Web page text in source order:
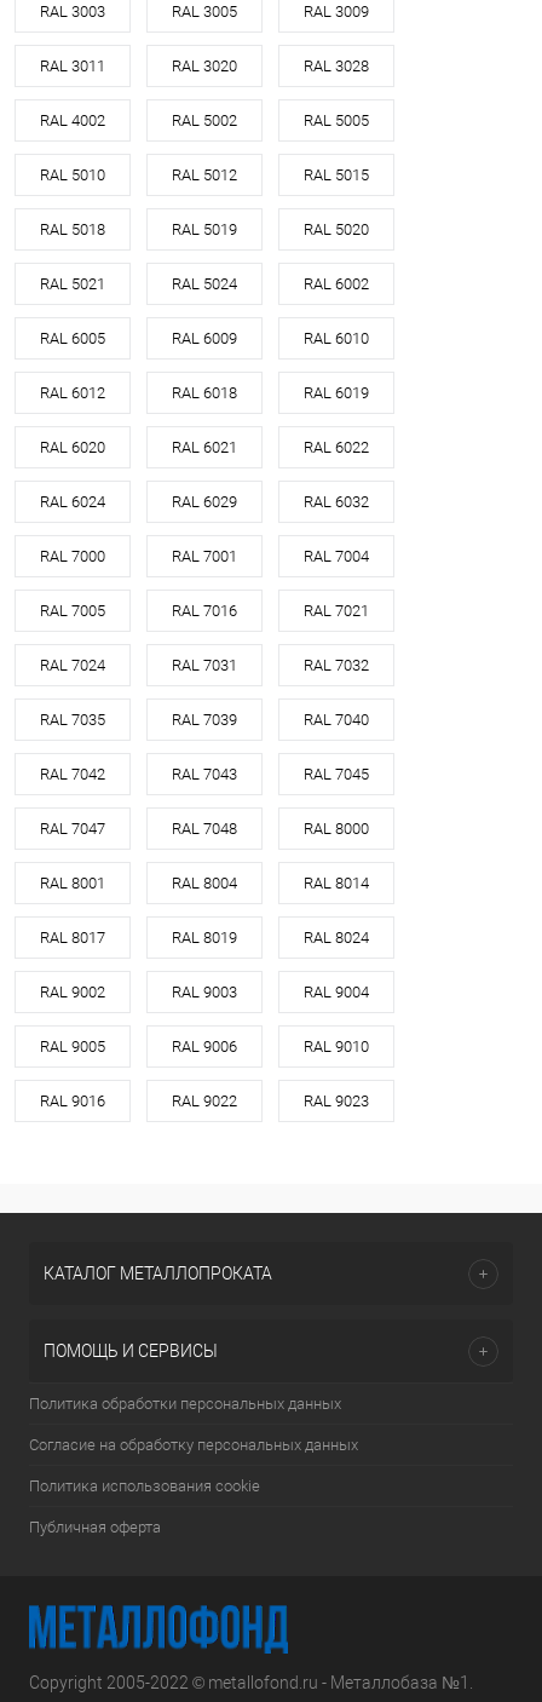
RAL 3003 RAL 3005 RAL 3009
RAL 3011 RAL 3020 RAL 3028
RAL 4002 RAL 5002 RAL 5005
RAL 5010 RAL 5012 RAL 5015
RAL 5018 RAL 5019 RAL 5020
RAL 5021 RAL 5024 RAL 6002
RAL 6005 RAL 6009 RAL 6010
RAL 6012 RAL 6018 RAL 6019
RAL 6020 RAL 6021 RAL 6022
RAL 6024 RAL 6029 RAL 6032
RAL 7000 RAL 7001 RAL 7004
RAL 7005 RAL 7016 RAL 7021
RAL 7024 RAL 7031 RAL 7032
RAL 7035 RAL 7039 RAL 7040
RAL 7042 RAL 7043 RAL 7045
RAL 7047 RAL 7048 RAL 8000
RAL 8001 RAL 8004 RAL 8014
RAL 8017 RAL 8019 RAL 8024
RAL 9002 RAL 9003 RAL 9004
RAL 9005 RAL 9006 RAL 9010
RAL 9016 RAL 9022 RAL 9023
КАТАЛОГ МЕТАЛЛОПРОКАТА
ПОМОЩЬ И СЕРВИСЫ
Политика обработки персональных данных
Согласие на обработку персональных данных
Политика использования cookie
Публичная оферта
Copyright 2005-2022 © metallofond.ru - Металлобаза №1.